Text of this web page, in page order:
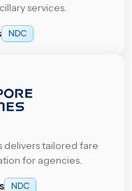
services.
NDC
delivers tailored fare
for agencies.
NDC